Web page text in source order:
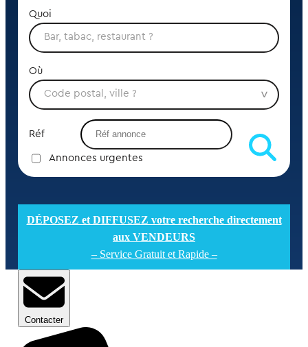
Quoi
Où
Réf
Annonces urgentes
DÉPOSEZ et DIFFUSEZ votre recherche directement
aux VENDEURS
– Service Gratuit et Rapide –
Contacter